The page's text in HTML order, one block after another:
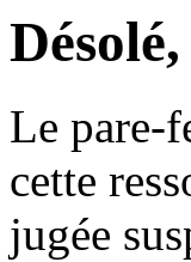
Le pare-
cette
jugée